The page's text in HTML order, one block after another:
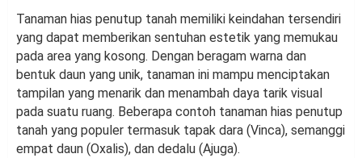
Tanaman hias penutup tanah memiliki keindahan tersendiri
yang dapat memberikan sentuhan estetik yang memukau
pada area yang kosong. Dengan beragam warna dan
bentuk daun yang unik, tanaman ini mampu menciptakan
tampilan yang menarik dan menambah daya tarik visual
pada suatu ruang. Beberapa contoh tanaman hias penutup
tanah yang populer termasuk tapak dara (Vinca), semanggi
empat daun (Oxalis), dan dedalu (Ajuga).